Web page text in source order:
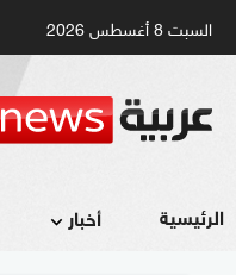
السبت 8 أغسطس 2026
الرئيسية أخبار